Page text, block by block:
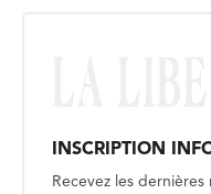
INSCRIPTION
Recevez les